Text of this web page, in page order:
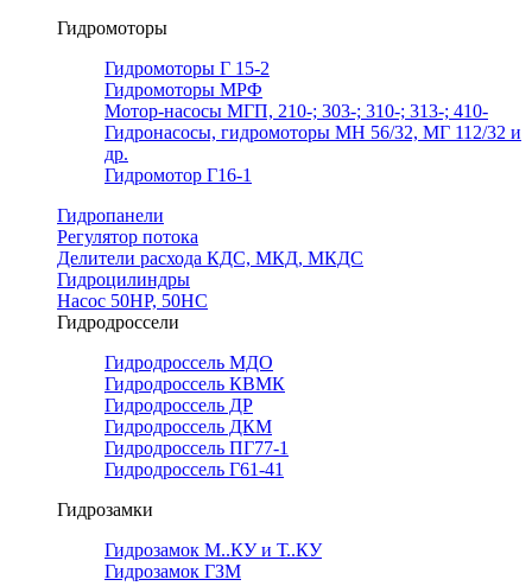
Гидромоторы
Гидромоторы Г 15-2
Гидромоторы МРФ
Мотор-насосы МГП, 210-; 303-; 310-; 313-; 410-
Гидронасосы, гидромоторы МН 56/32, МГ 112/32 и
др.
Гидромотор Г16-1
Гидропанели
Регулятор потока
Делители расхода КДС, МКД, МКДС
Гидроцилиндры
Насос 50НР, 50НС
Гидродроссели
Гидродроссель МДО
Гидродроссель КВМК
Гидродроссель ДР
Гидродроссель ДКМ
Гидродроссель ПГ77-1
Гидродроссель Г61-41
Гидрозамки
Гидрозамок М..КУ и Т..КУ
Гидрозамок ГЗМ